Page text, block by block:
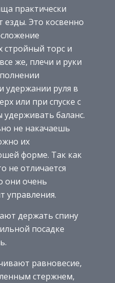
практически
езды. Это косвенно
стройный торс и
же, плечи и руки
удержании руля в
или при спуске с
баланс.
не накачаешь
их
форме. Так как
не отличается
они очень
управления.
держать спину
посадке
равновесие,
стержнем,